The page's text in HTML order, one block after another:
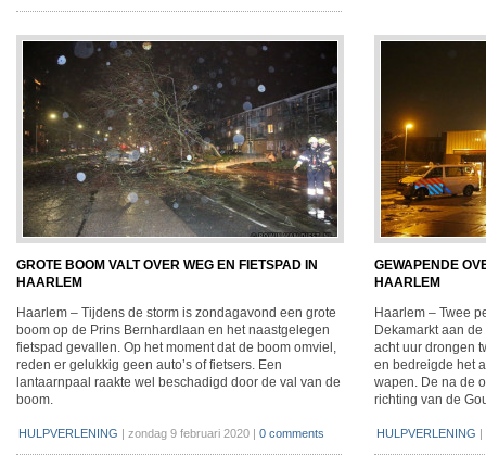
GROTE BOOM VALT OVER WEG EN FIETSPAD IN
HAARLEM
Haarlem – Tijdens de storm is zondagavond een grote
boom op de Prins Bernhardlaan en het naastgelegen
fietspad gevallen. Op het moment dat de boom omviel,
reden er gelukkig geen auto’s of fietsers. Een
lantaarnpaal raakte wel beschadigd door de val van de
boom.
HULPVERLENING | zondag 9 februari 2020 | 0 comments
GEWAPENDE
HAARLEM
Haarlem – Twee
Dekamarkt aan
acht uur drongen
en bedreigde het
wapen. De na de
richting van de
HULPVERLENING |